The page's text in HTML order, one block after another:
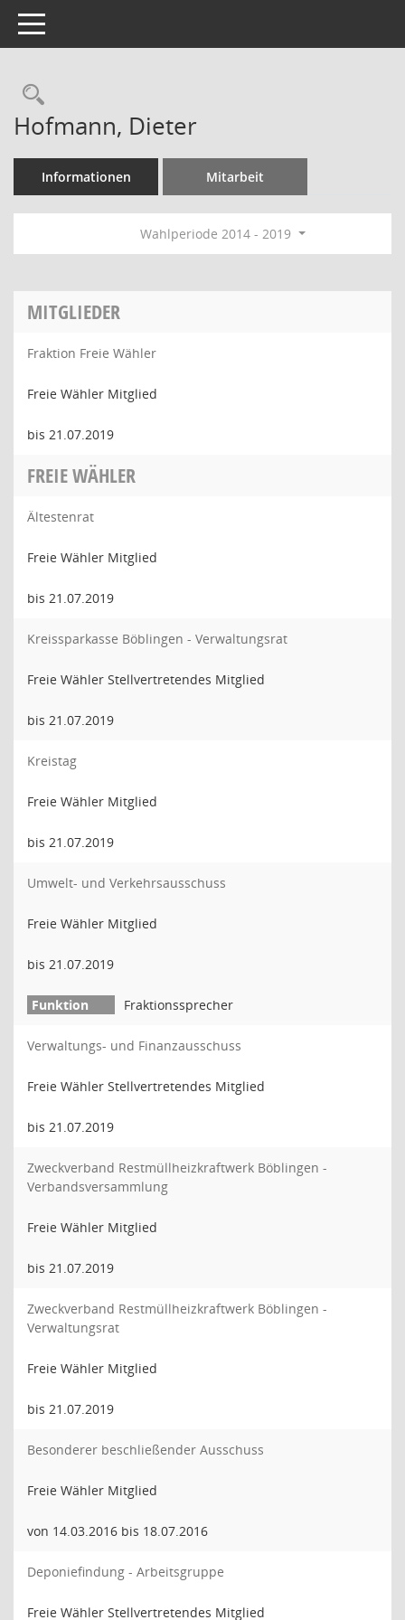
Toggle navigation
Rechercheauswahl
Hofmann, Dieter
Informationen Mitarbeit
Wahlperiode 2014 - 2019
MITGLIEDER
Fraktion Freie Wähler
Freie Wähler Mitglied
bis 21.07.2019
FREIE WÄHLER
Ältestenrat
Freie Wähler Mitglied
bis 21.07.2019
Kreissparkasse Böblingen - Verwaltungsrat
Freie Wähler Stellvertretendes Mitglied
bis 21.07.2019
Kreistag
Freie Wähler Mitglied
bis 21.07.2019
Umwelt- und Verkehrsausschuss
Freie Wähler Mitglied
bis 21.07.2019
Fraktionssprecher
Verwaltungs- und Finanzausschuss
Freie Wähler Stellvertretendes Mitglied
bis 21.07.2019
Zweckverband Restmüllheizkraftwerk Böblingen -
Verbandsversammlung
Freie Wähler Mitglied
bis 21.07.2019
Zweckverband Restmüllheizkraftwerk Böblingen -
Verwaltungsrat
Freie Wähler Mitglied
bis 21.07.2019
Besonderer beschließender Ausschuss
Freie Wähler Mitglied
von 14.03.2016 bis 18.07.2016
Deponiefindung - Arbeitsgruppe
Freie Wähler Stellvertretendes Mitglied